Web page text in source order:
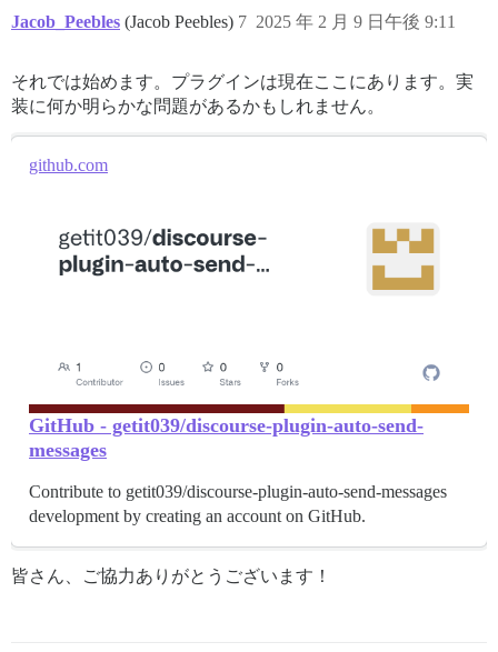
Jacob_Peebles (Jacob Peebles) 2025 年 2 月 9 日午後 9:11
7
それでは始めます。プラグインは現在ここにあります。実
装に何か明らかな問題があるかもしれません。
github.com
GitHub - getit039/discourse-plugin-auto-send-
messages
Contribute to getit039/discourse-plugin-auto-send-messages
development by creating an account on GitHub.
皆さん、ご協力ありがとうございます！